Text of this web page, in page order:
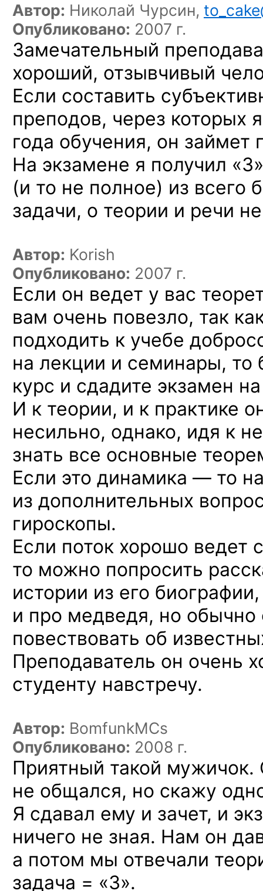
Автор: Николай Чурсин,
Опубликовано: 2007 г.
Замечательный
хороший, отзывчивый
Если составить
преподов, через которых
года обучения, он займет
На экзамене я получил
(и то не полное) из всего
задачи, о теории и речи
Автор: Korish
Опубликовано: 2007 г.
Если он ведет у вас
вам очень повезло, так
подходить к учебе
на лекции и семинары, то
курс и сдадите экзамен
И к теории, и к практике
несильно, однако, идя к
знать все основные
Если это динамика — то
из дополнительных
гироскопы.
Если поток хорошо ведет
то можно попросить
истории из его
и про медведя, но обычно
повествовать об
Преподаватель он очень
студенту навстречу.
Автор: BomfunkMCs
Опубликовано: 2008 г.
Приятный такой
не общался, но скажу
Я сдавал ему и зачет, и
ничего не зная. Нам он
а потом мы отвечали
задача = «3».